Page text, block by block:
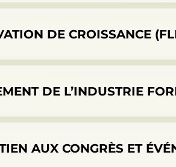
DE CROISSANCE
DE L’INDUSTRIE
AUX CONGRÈS ET